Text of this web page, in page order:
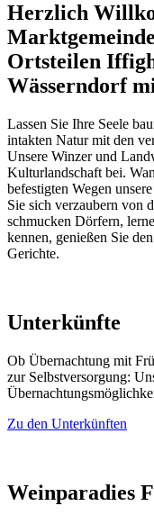
Herzlich
Ortsteilen
Wässerndorf
Lassen Sie Ihre Seele
intakten Natur mit den
Unsere Winzer und
Kulturlandschaft bei.
befestigten Wegen
Sie sich verzaubern von
schmucken Dörfern,
kennen, genießen Sie
Gerichte.
Unterkünfte
Ob Übernachtung mit
zur Selbstversorgung:
Zu den Unterkünften
Weinparadies